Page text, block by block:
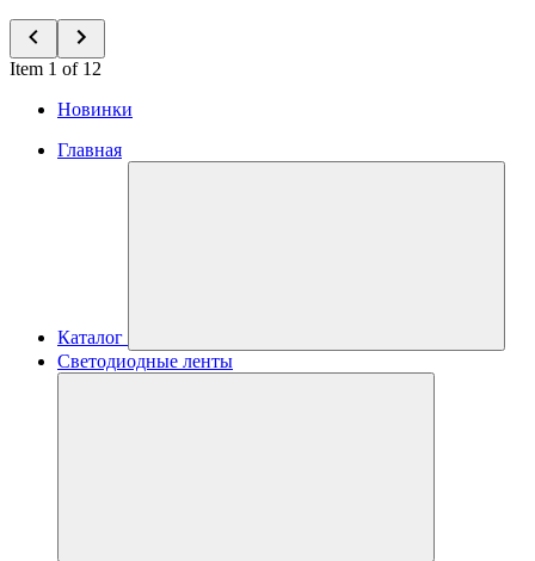
Item 1 of 12
Новинки
Главная
Каталог
Светодиодные ленты